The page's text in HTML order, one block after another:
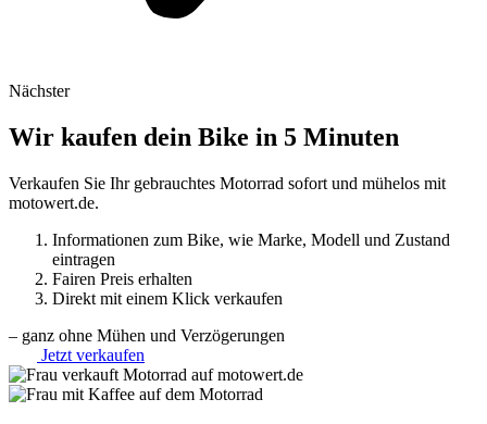
Nächster
Wir kaufen dein Bike in 5 Minuten
Verkaufen Sie Ihr gebrauchtes Motorrad sofort und mühelos mit
motowert.de.
Informationen zum Bike, wie Marke, Modell und Zustand
eintragen
Fairen Preis erhalten
Direkt mit einem Klick verkaufen
– ganz ohne Mühen und Verzögerungen
Jetzt verkaufen